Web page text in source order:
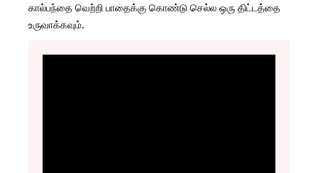
கால்பந்தை வெற்றி பாதைக்கு கொண்டு செல்ல ஒரு திட்டத்தை
உருவாக்கவும்.